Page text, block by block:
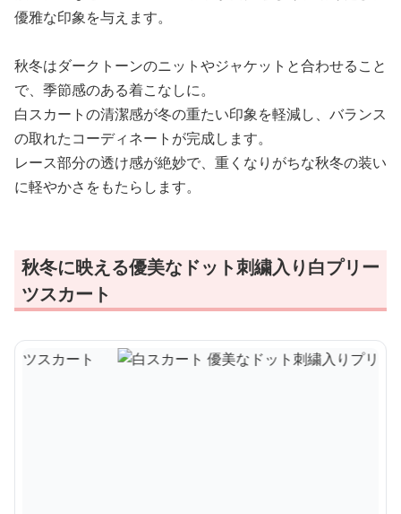
優雅な印象を与えます。
秋冬はダークトーンのニットやジャケットと合わせること
で、季節感のある着こなしに。
白スカートの清潔感が冬の重たい印象を軽減し、バランス
の取れたコーディネートが完成します。
レース部分の透け感が絶妙で、重くなりがちな秋冬の装い
に軽やかさをもたらします。
秋冬に映える優美なドット刺繍入り白プリー
ツスカート